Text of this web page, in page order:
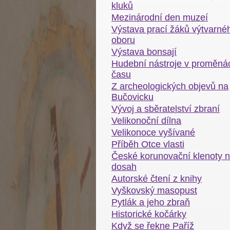
kluků
Mezinárodní den muzeí
Výstava prací žáků
oboru
Výstava bonsají
Hudební nástroje v
času
Z archeologických objevů na
Bučovicku
Vývoj a sběratelství zbraní
Velikonoční dílna
Velikonoce vyšívané
Příběh Otce vlasti
České korunovační klenoty
dosah
Autorské čtení z knihy
Vyškovský masopust
Pytlák a jeho zbraň
Historické kočárky
Když se řekne Paříž